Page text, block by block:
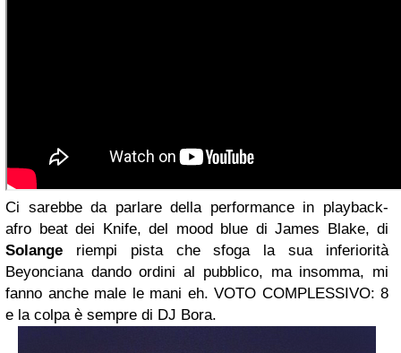
Ci sarebbe da parlare della performance in playback-
afro beat dei Knife, del mood blue di James Blake, di
Solange riempi pista che sfoga la sua inferiorità
Beyonciana dando ordini al pubblico, ma insomma, mi
fanno anche male le mani eh. VOTO COMPLESSIVO: 8
e la colpa è sempre di DJ Bora.